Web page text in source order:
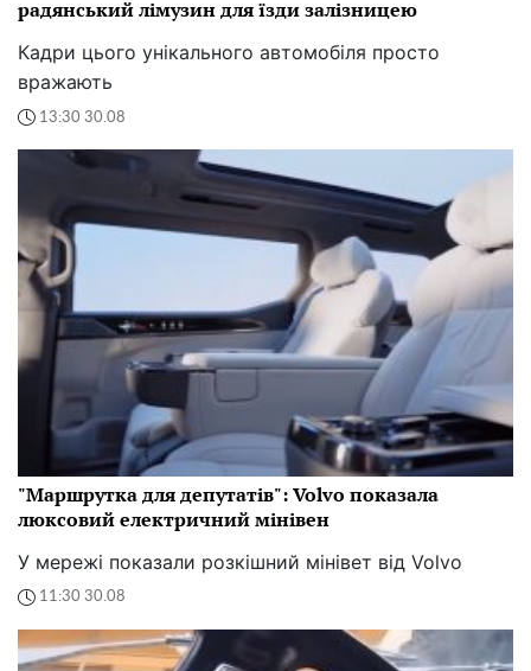
радянський лімузин для їзди залізницею
Кадри цього унікального автомобіля просто
вражають
13:30 30.08
"Маршрутка для депутатів": Volvo показала
люксовий електричний мінівен
У мережі показали розкішний мінівет від Volvo
11:30 30.08